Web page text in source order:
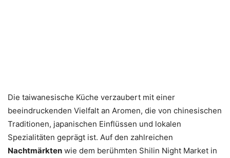
Die taiwanesische Küche verzaubert mit einer
beeindruckenden Vielfalt an Aromen, die von chinesischen
Traditionen, japanischen Einflüssen und lokalen
Spezialitäten geprägt ist. Auf den zahlreichen
Nachtmärkten wie dem berühmten Shilin Night Market in